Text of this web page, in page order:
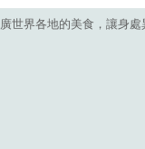
世界各地的美食，讓身